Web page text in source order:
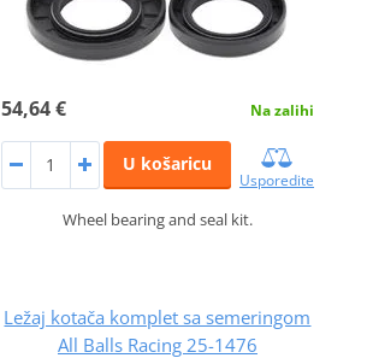
54,64 € Na zalihi
U košaricu
Usporedite
Wheel bearing and seal kit.
Ležaj kotača komplet sa semeringom
All Balls Racing 25-1476